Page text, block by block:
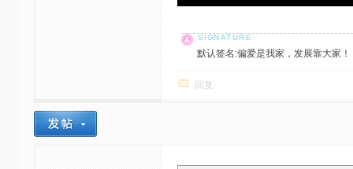
默认签名:偏爱是我家，发展靠大家
回复